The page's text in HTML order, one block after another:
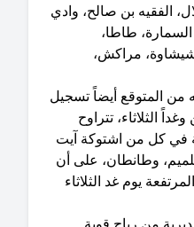
بن صالح، وادي
طاطا،
أيضاً تسجيل
تتراوح
في كل من اشتوكة آيت
على أن
الثلاثاء